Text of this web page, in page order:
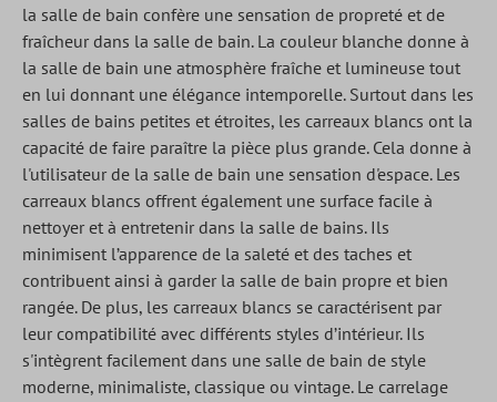
la salle de bain confère une sensation de propreté et de
fraîcheur dans la salle de bain. La couleur blanche donne à
la salle de bain une atmosphère fraîche et lumineuse tout
en lui donnant une élégance intemporelle. Surtout dans les
salles de bains petites et étroites, les carreaux blancs ont la
capacité de faire paraître la pièce plus grande. Cela donne à
l'utilisateur de la salle de bain une sensation d'espace. Les
carreaux blancs offrent également une surface facile à
nettoyer et à entretenir dans la salle de bains. Ils
minimisent l’apparence de la saleté et des taches et
contribuent ainsi à garder la salle de bain propre et bien
rangée. De plus, les carreaux blancs se caractérisent par
leur compatibilité avec différents styles d’intérieur. Ils
s'intègrent facilement dans une salle de bain de style
moderne, minimaliste, classique ou vintage. Le carrelage